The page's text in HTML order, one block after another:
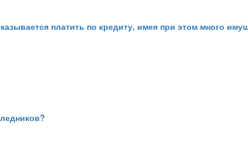
платить по кредиту, имея при этом много